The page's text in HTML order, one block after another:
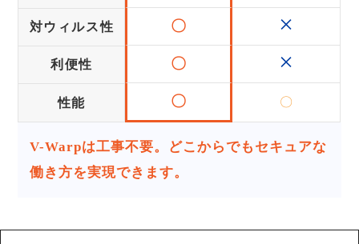
対ウィルス性 〇 ×
利便性 〇 ×
性能 〇 〇
V-Warpは工事不要。どこからでもセキュアな
働き方を実現できます。